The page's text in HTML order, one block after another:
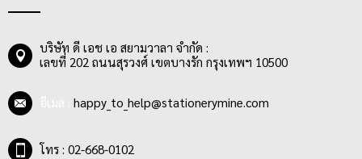
บริษัท ดี เอช เอ สยามวาลา จำกัด :
เลขที่ 202 ถนนสุรวงศ์ เขตบางรัก กรุงเทพฯ 10500
happy_to_help@stationerymine.com
โทร : 02-668-0102